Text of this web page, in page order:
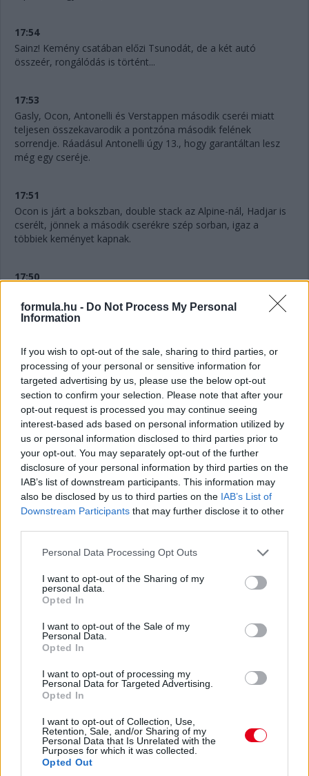
formula.hu - Do Not Process My Personal
Information
If you wish to opt-out of the sale, sharing to third parties, or
processing of your personal or sensitive information for
targeted advertising by us, please use the below opt-out
section to confirm your selection. Please note that after your
opt-out request is processed you may continue seeing
interest-based ads based on personal information utilized by
us or personal information disclosed to third parties prior to
your opt-out. You may separately opt-out of the further
disclosure of your personal information by third parties on the
IAB’s list of downstream participants. This information may
also be disclosed by us to third parties on the IAB’s List of
Downstream Participants that may further disclose it to other
Please note that this website/app uses one or more Google
not limited to your visit or usage behaviour. You may click to
grant or deny consent to Google and its third-party tags to
use your data for below specified purposes in below Google
consent section.
Personal Data Processing Opt Outs
I want to opt-out of the Sharing of my
personal data.
Opted In
I want to opt-out of the Sale of my
Personal Data.
Opted In
I want to opt-out of processing my
Personal Data for Targeted Advertising.
Opted In
I want to opt-out of Collection, Use,
Retention, Sale, and/or Sharing of my
Personal Data that Is Unrelated with the
Purposes for which it was collected.
Opted Out
17:54
Sainz! Kemény csatában előzi Tsunodát, de a két autó
összeér, rongálódás is történt...
17:53
Gasly, Ocon, Antonelli és Verstappen második cseréi miatt
teljesen összekavarodik a pontzóna második felének
sorrendje. Ráadásul Antonelli úgy 13., hogy garantáltan lesz
még egy cseréje.
17:51
Ocon is járt a bokszban, double stack az Alpine-nál, Hadjar is
cserélt, jönnek a második cserékre szép sorban, igaz a
többiek keményet kapnak.
17:50
Na ezt nem láttuk jönni, ahogy az angol mondja. Antonelli
féltáv előttLÁGYAKATkap. Azaz három cserét tervez a
Mercedes.
17:48
Hihetetlen.Verstappennek ezúttal nem tudták leszedni a
jobb elsőjét, így aztán a második cseréje után a tökutolsó
helyre jön vissza. Persze ebben az is benne van, hogy egyedül
ő cserélt kétszer eddig, féltáv előtt visszarakták a
közepeseket.
17:47
Piastriról nem ejtettünk mostanában egy árva szót sem. Nos,
hat másodperccel vezet Russell előtt, Leclerc tempóját
hozza...
közelségben lesz.
Ocont Antonelli és Verstappen nem tudta megelőzni. De most
jön Hamilton. És megy.
Két előzés szinte egyszerre! Leclerc feljön harmadiknak Norris
Ferrari taktikája!